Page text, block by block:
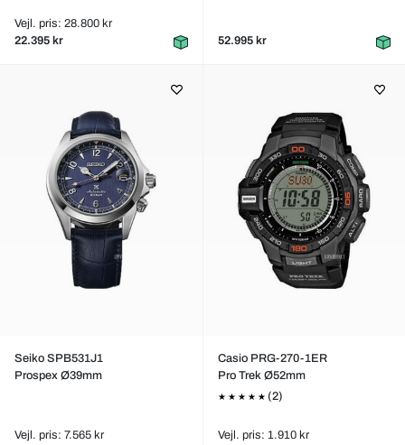
Vejl. pris: 28.800 kr
22.395 kr
52.995 kr
Seiko SPB531J1
Prospex Ø39mm
Vejl. pris: 7.565 kr
Casio PRG-270-1ER
Pro Trek Ø52mm
(2)
Vejl. pris: 1.910 kr